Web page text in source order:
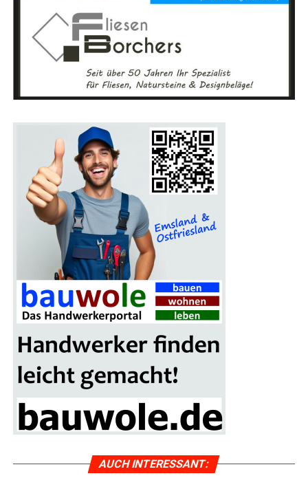
AUCH INTER­ES­SANT: